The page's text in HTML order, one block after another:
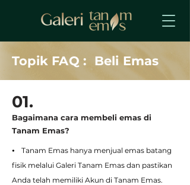
Topik FAQ : Beli Emas
01.
Bagaimana cara membeli emas di
Tanam Emas?
⦁ Tanam Emas hanya menjual emas batang
fisik melalui Galeri Tanam Emas dan pastikan
Anda telah memiliki Akun di Tanam Emas.